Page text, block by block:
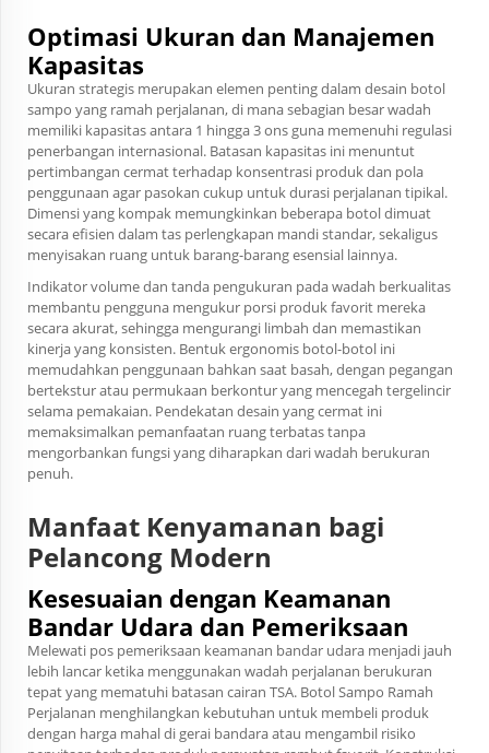
Optimasi Ukuran dan Manajemen
Kapasitas
Ukuran strategis merupakan elemen penting dalam desain botol
sampo yang ramah perjalanan, di mana sebagian besar wadah
memiliki kapasitas antara 1 hingga 3 ons guna memenuhi regulasi
penerbangan internasional. Batasan kapasitas ini menuntut
pertimbangan cermat terhadap konsentrasi produk dan pola
penggunaan agar pasokan cukup untuk durasi perjalanan tipikal.
Dimensi yang kompak memungkinkan beberapa botol dimuat
secara efisien dalam tas perlengkapan mandi standar, sekaligus
menyisakan ruang untuk barang-barang esensial lainnya.
Indikator volume dan tanda pengukuran pada wadah berkualitas
membantu pengguna mengukur porsi produk favorit mereka
secara akurat, sehingga mengurangi limbah dan memastikan
kinerja yang konsisten. Bentuk ergonomis botol-botol ini
memudahkan penggunaan bahkan saat basah, dengan pegangan
bertekstur atau permukaan berkontur yang mencegah tergelincir
selama pemakaian. Pendekatan desain yang cermat ini
memaksimalkan pemanfaatan ruang terbatas tanpa
mengorbankan fungsi yang diharapkan dari wadah berukuran
penuh.
Manfaat Kenyamanan bagi
Pelancong Modern
Kesesuaian dengan Keamanan
Bandar Udara dan Pemeriksaan
Melewati pos pemeriksaan keamanan bandar udara menjadi jauh
lebih lancar ketika menggunakan wadah perjalanan berukuran
tepat yang mematuhi batasan cairan TSA. Botol Sampo Ramah
Perjalanan menghilangkan kebutuhan untuk membeli produk
dengan harga mahal di gerai bandara atau mengambil risiko